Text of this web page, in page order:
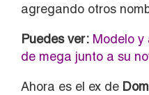
agregando otros
Puedes ver: Modelo
de mega junto a su
Ahora es el ex de